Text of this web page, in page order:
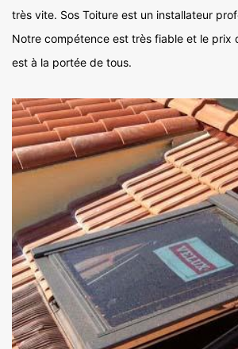
très vite. Sos Toiture est un installateur
Notre compétence est très fiable et le prix
est à la portée de tous.